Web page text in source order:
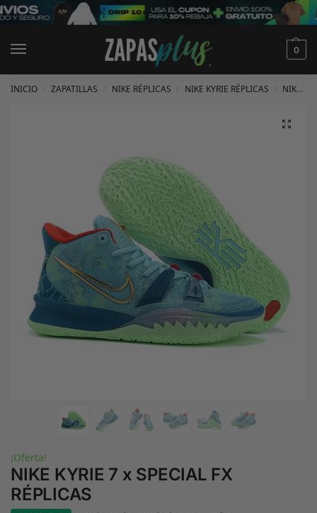
0
INICIO ZAPATILLAS NIKE RÉPLICAS NIKE KYRIE RÉPLICAS NIKE KYRIE 7 RÉPLICAS
¡Oferta!
NIKE KYRIE 7 x SPECIAL FX
RÉPLICAS